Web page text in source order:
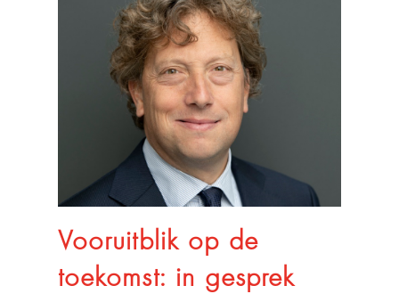
Vooruitblik op de
toekomst: in gesprek